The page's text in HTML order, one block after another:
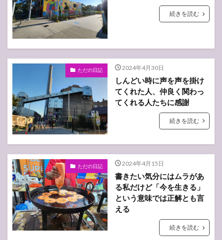
続きを読む
ただの日記 2024年4月30日
しんどい時に声を声を掛け
てくれた人、仲良く関わっ
てくれる人たちに感謝
続きを読む
ただの日記 2024年4月15日
書きたい気分にはムラがあ
る私だけど「今を生きる」
という意味では正解とも言
える
続きを読む